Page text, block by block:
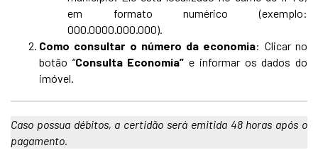
em formato numérico (exemplo:
000.0000.000.000).
Como consultar o número da economia: Clicar no
botão “Consulta Economia” e informar os dados do
imóvel.
Caso possua débitos, a certidão será emitida 48 horas após o
pagamento.